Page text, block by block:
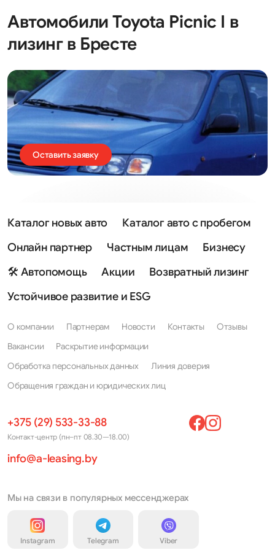
Автомобили Toyota Picnic I в
лизинг в Бресте
Оставить заявку
Каталог новых авто
Каталог авто с пробегом
Онлайн партнер
Частным лицам
Бизнесу
🛠 Автопомощь
Акции
Возвратный лизинг
Устойчивое развитие и ESG
О компании Партнерам Новости Контакты
Отзывы
Вакансии
Раскрытие информации
Обработка персональных данных
Линия доверия
Обращения граждан и юридических лиц
+375 (29) 533-33-88
Контакт-центр (пн–пт 08.30—18.00)
info@a-leasing.by
Мы на связи в популярных мессенджерах
Instagram Telegram Viber